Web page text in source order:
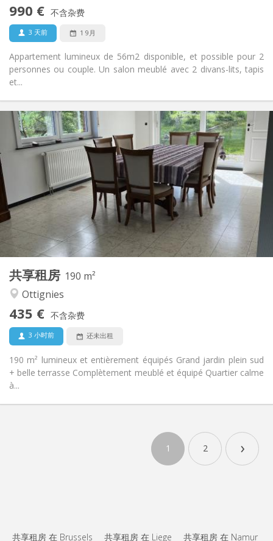
990 € 不含杂费
3 天前 1 9月
Appartement lumineux de 56m2 disponible, et possible pour 2
personnes ou couple. Un salon meublé avec 2 divans-lits, tapis
et...
共享租房 190 m²
Ottignies
435 € 不含杂费
3 小时前 还未出租
190 m² lumineux et entièrement équipés Grand jardin plein sud
+ belle terrasse Complètement meublé et équipé Quartier calme
à...
实用信息
租金:
435 €
水电费:
160 €
租期:
12个月, 11个月
住房登记:
可登记
布局
浴室:
共用
厨房:
共用
面积:
190 m
私人房间:
1 2 ›
共享租房 在 Brussels 共享租房 在 Liege 共享租房 在 Namur